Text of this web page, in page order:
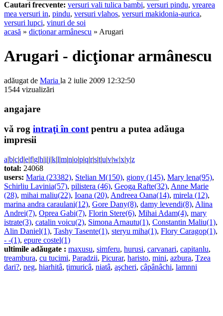
Cautari frecvente: versuri vali tulica bambi, versuri pindu, vrearea
mea versuri in, pindu, versuri vlahos, versuri makidonia-aurica,
versuri lupci, vinuri de soi
acasă » dicţionar armânescu » Arugari
Arugari - dicţionar armânescu
adăugat de Maria la 2 iulie 2009 12:32:50
1544 vizualizări
angajare
vă rog intraţi în contpentru a putea adăuga
impresii
a|b|c|d|e|f|g|h|i|j|k|l|m|n|o|p|q|r|s|t|u|v|w|x|y|z
total: 24068
users: Maria (23382), Stelian M(150), giony (145), Mary lena(95),
Schirliu Lavinia(57), pilistera (46), Geoga Rafte(32), Anne Marie
(28), mihai maliu(22), Ioana (20), Andreea Oana(14), mirela (12),
marina andra caraulani(12), Gore Dany(8), damy levendi(8), Alina
Andrei(7), Oprea Gabi(7), Florin Stere(6), Mihai Adam(4), mary
istrate(3), catalin voicu(2), Simona Arnautu(1), Constantin Maliu(1),
Alin Daniel(1), Tashy Tasente(1), steryu miha(1), Flory Caragop(1),
- -(1), epure costel(1)
ultimile adăugate : maxusu, simferu, hurusi, carvanari, capitanlu,
treambura, cu tucimi, Paradzii, Picurar, haristo, mini, azbura, Tzea
dari?, neg, hiarhitâ, ţimuricâ, niatâ, aşcheri, câpânâchi, lamnni